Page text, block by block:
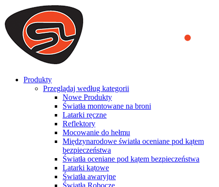
We use cookies to ensure that we provide you the best experience
on our website. By continuing to browse this website, you accept
that cookies are used to help us analyze how the website is used and
to offer you a better experience. To learn more or to find out how
you can disable cookies, you can access our
Produkty
Przeglądaj według kategorii
Nowe Produkty
Światła montowane na broni
Latarki ręczne
Reflektory
Mocowanie do hełmu
Międzynarodowe światła oceniane pod kątem
bezpieczeństwa
Światła oceniane pod kątem bezpieczeństwa
Latarki kątowe
Światła awaryjne
Światła Robocze